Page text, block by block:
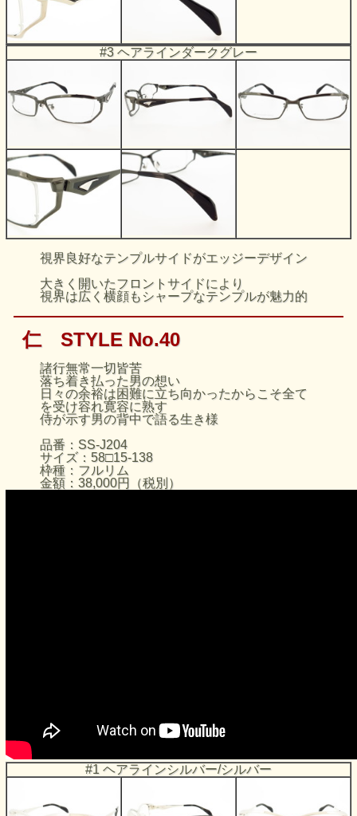
#3 ヘアラインダークグレー
視界良好なテンプルサイドがエッジーデザイン
大きく開いたフロントサイドにより
視界は広く横顔もシャープなテンプルが魅力的
仁 STYLE No.40
諸行無常一切皆苦
落ち着き払った男の想い
日々の余裕は困難に立ち向かったからこそ全て
を受け容れ寛容に熟す
侍が示す男の背中で語る生き様
品番：SS-J204
サイズ：58□15-138
枠種：フルリム
金額：38,000円（税別）
#1 ヘアラインシルバー/シルバー